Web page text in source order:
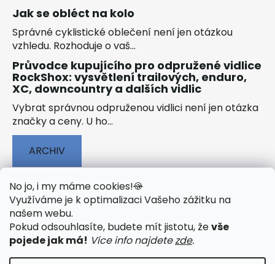
No jo, i my máme cookies!🍪
Využíváme je k optimalizaci Vašeho zážitku na
našem webu.
Pokud odsouhlasíte, budete mít jistotu, ževše
pojede jak má! Více info najdetezde.
Jak se obléct na kolo
Správné cyklistické oblečení není jen otázkou
vzhledu. Rozhoduje o vaš...
Průvodce kupujícího pro odpružené vidlice
RockShox: vysvětlení trailových, enduro,
XC, downcountry a dalších vidlic
Vybrat správnou odpruženou vidlici není jen otázka
značky a ceny. U ho...
ARCHIV
🟢 TECHNOLOGIE
🟢 O ELEKTROKOLECH
🟢 NÁVODY KE STAŽENÍ